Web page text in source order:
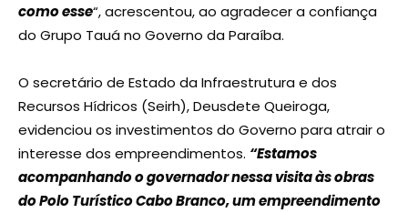
como esse“, acrescentou, ao agradecer a confiança
do Grupo Tauá no Governo da Paraíba.
O secretário de Estado da Infraestrutura e dos
Recursos Hídricos (Seirh), Deusdete Queiroga,
evidenciou os investimentos do Governo para atrair o
interesse dos empreendimentos. “Estamos
acompanhando o governador nessa visita às obras
do Polo Turístico Cabo Branco, um empreendimento